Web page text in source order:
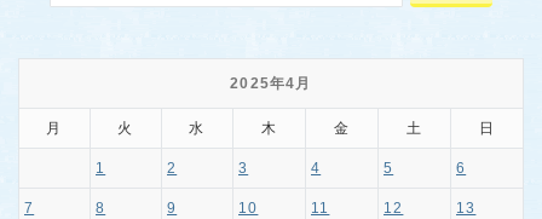
2025年4月
月 火 水 木 金 土 日
1 2 3 4 5 6
7 8 9 10 11 12 13